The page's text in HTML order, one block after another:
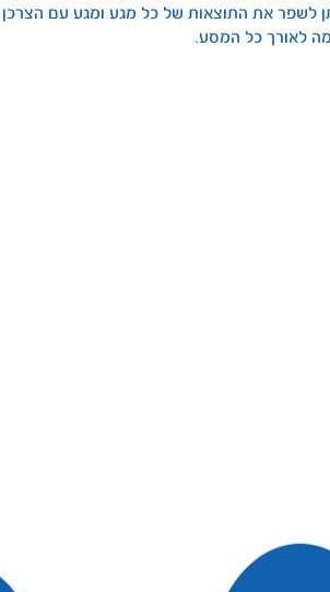
לשפר את התוצאות של כל מגע ומגע עם הצרכן
לאורך כל המסע.